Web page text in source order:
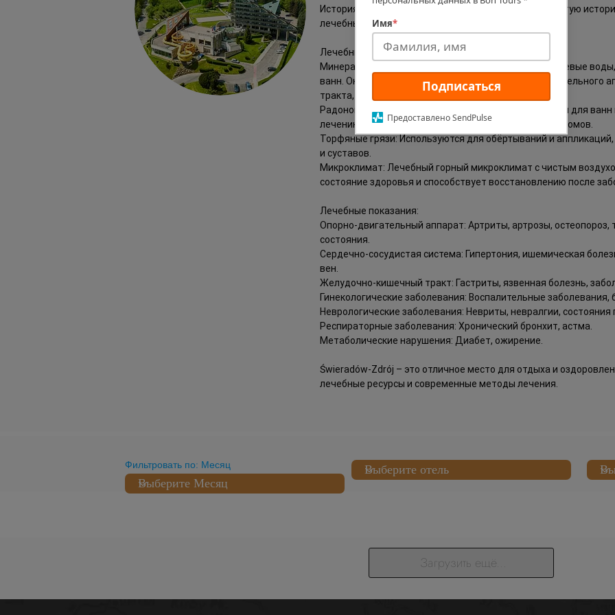
Имя*
Подписаться
Предоставлено SendPulse
История: Курорт существует с XVIII века и имеет богатую
лечебных ресурсов.
Лечебные факторы:
Минеральные воды: Бикарбонатно-кальциево-магниевые
ванн. Они помогают при заболеваниях опорно-двигательного
тракта, сердечно-сосудистой системы и других.
Радоновые источники: Радоновые воды применяются для ванн
лечению воспалительных процессов и болевых синдромов.
Торфяные грязи: Используются для обёртываний и
и суставов.
Микроклимат: Лечебный горный микроклимат с чистым
состояние здоровья и способствует восстановлению после
Лечебные показания:
Опорно-двигательный аппарат: Артриты, артрозы,
состояния.
Сердечно-сосудистая система: Гипертония, ишемическая
вен.
Желудочно-кишечный тракт: Гастриты, язвенная болезнь,
Гинекологические заболевания: Воспалительные заболевания,
Неврологические заболевания: Невриты, невралгии, состояния
Респираторные заболевания: Хронический бронхит, астма.
Метаболические нарушения: Диабет, ожирение.
Świeradów-Zdrój – это отличное место для отдыха и
лечебные ресурсы и современные методы лечения.
Фильтровать по: Месяц
Загрузить ещё...